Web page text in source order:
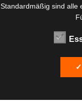
Standardmäßig sind alle